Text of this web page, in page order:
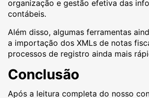
organização e gestão efetiva das
contábeis.
Além disso, algumas ferramentas
a importação dos XMLs de notas
processos de registro ainda mais
Conclusão
Após a leitura completa do nosso